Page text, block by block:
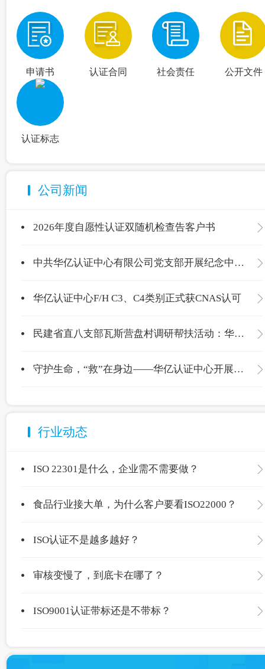
申请书 认证合同 社会责任 公开文件
认证标志
公司新闻
2026年度自愿性认证双随机检查告客户书
中共华亿认证中心有限公司党支部开展纪念中国共产党成立105周年主题党日活动
华亿认证中心F/H C3、C4类别正式获CNAS认可
民建省直八支部瓦斯营盘村调研帮扶活动：华亿认证中心爱心捐赠温暖校园
守护生命，“救”在身边——华亿认证中心开展应急救护专项培训
行业动态
ISO 22301是什么，企业需不需要做？
食品行业接大单，为什么客户要看ISO22000？
ISO认证不是越多越好？
审核变慢了，到底卡在哪了？
ISO9001认证带标还是不带标？